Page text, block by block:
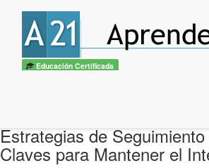
Educación Certificada
Estrategias de
Claves para Mantener el